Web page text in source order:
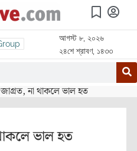
আগস্ট ৮, ২০২৬
২৪শে শ্রাবণ, ১৪৩৩
না থাকলে ভাল হত
ভাল হত